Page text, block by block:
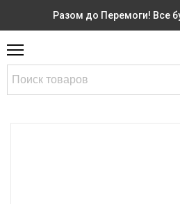
Разом до Перемоги! Все